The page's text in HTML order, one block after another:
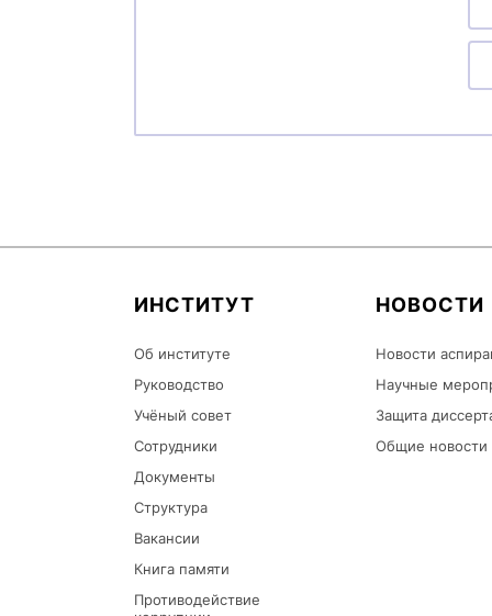
ИНСТИТУТ
Об институте
Руководство
Учёный совет
Сотрудники
Документы
Структура
Вакансии
Книга памяти
Противодействие
НОВОСТИ
Новости
Научные
Защита
Общие новости